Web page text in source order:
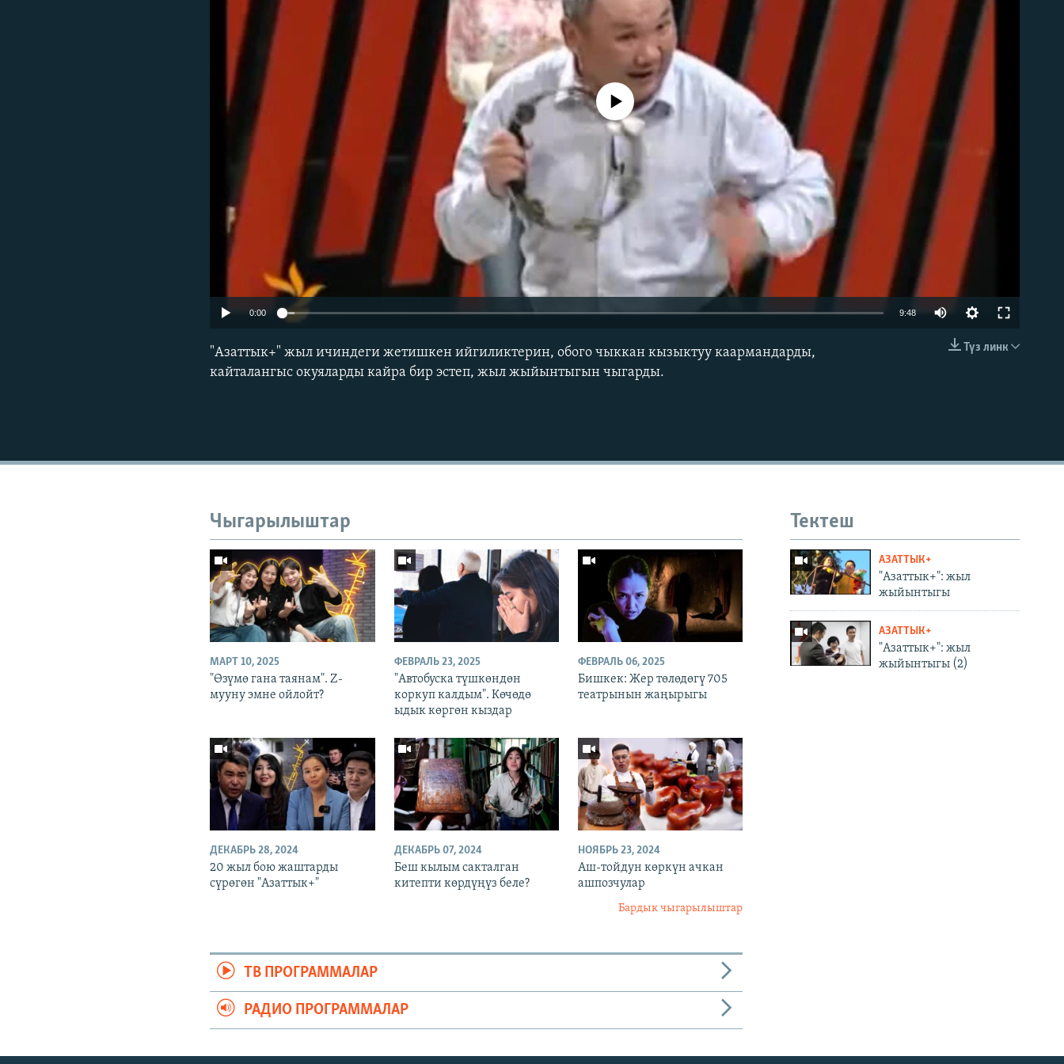
EMBED
No media source currently available
0:00 9:48
Түз линк
"Aзаттык+" жыл ичиндеги жетишкен ийгиликтерин, обого чыккан кызыктуу каармандарды,
кайталангыс окуяларды кайра бир эстеп, жыл жыйынтыгын чыгарды.
Тектеш
АЗАТТЫК+
"Азаттык+": жыл
жыйынтыгы
АЗАТТЫК+
"Азаттык+": жыл
жыйынтыгы (2)
Чыгарылыштар
МАРТ 10, 2025
"Өзүмө гана таянам". Z-
мууну эмне ойлойт?
ФЕВРАЛЬ 23, 2025
"Автобуска түшкөндөн
коркуп калдым". Көчөдө
ыдык көргөн кыздар
ФЕВРАЛЬ 06, 2025
Бишкек: Жер төлөдөгү 705
театрынын жаңырыгы
ДЕКАБРЬ 28, 2024
20 жыл бою жаштарды
сүрөгөн "Азаттык+"
ДЕКАБРЬ 07, 2024
Беш кылым cакталган
китепти көрдүңүз беле?
НОЯБРЬ 23, 2024
Аш-тойдун көркүн ачкан
ашпозчулар
Бардык чыгарылыштар
ТВ ПРОГРАММАЛАР
РАДИО ПРОГРАММАЛАР